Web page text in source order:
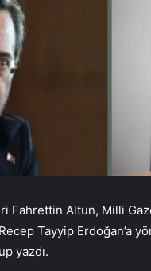
Fahrettin Altun, Milli
Tayyip Erdoğan’a
yazdı.